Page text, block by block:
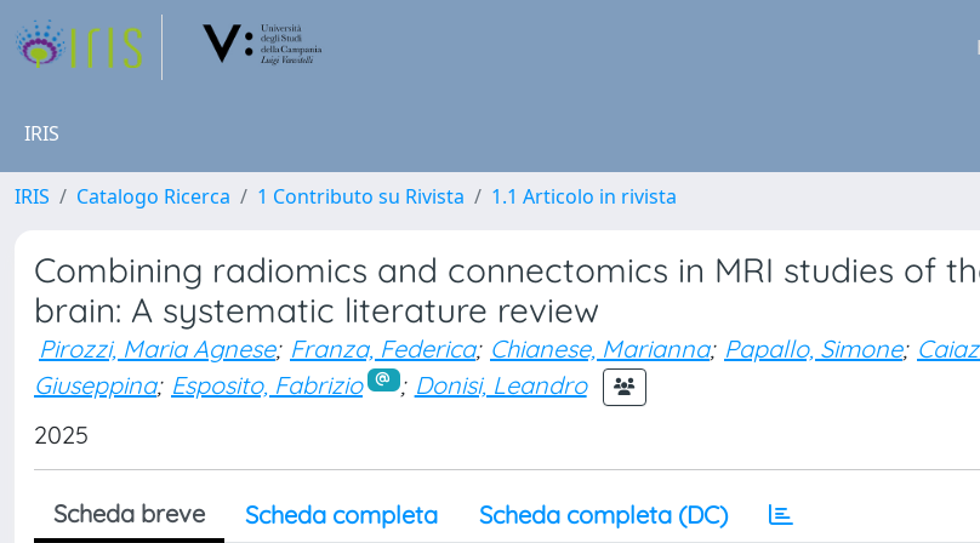
IRIS
IRIS Catalogo Ricerca 1 Contributo su Rivista 1.1 Articolo in rivista
Combining radiomics and connectomics in MRI studies of
brain: A systematic literature review
Pirozzi, Maria Agnese; Franza, Federica; Chianese, Marianna; Papallo, Simone;
Giuseppina; Esposito, Fabrizio ; Donisi, Leandro
2025
Scheda breve Scheda completa Scheda completa (DC)